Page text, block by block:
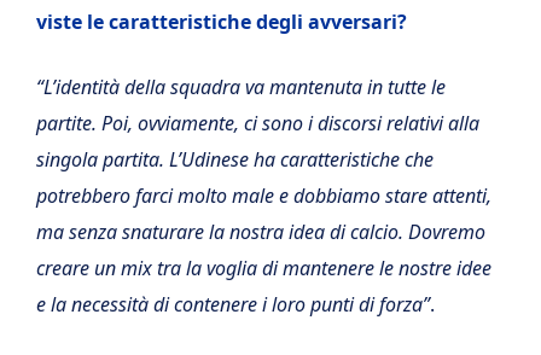
viste le caratteristiche degli avversari?
“L’identità della squadra va mantenuta in tutte le
partite. Poi, ovviamente, ci sono i discorsi relativi alla
singola partita. L’Udinese ha caratteristiche che
potrebbero farci molto male e dobbiamo stare attenti,
ma senza snaturare la nostra idea di calcio. Dovremo
creare un mix tra la voglia di mantenere le nostre idee
e la necessità di contenere i loro punti di forza”.